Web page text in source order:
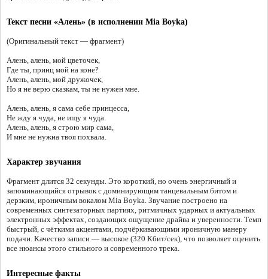
Текст песни «Алень» (в исполнении Mia Boyka)
(Оригинальный текст — фрагмент)
Алень, алень, мой цветочек,
Где ты, принц мой на коне?
Алень, алень, мой дружочек,
Но я не верю сказкам, ты не нужен мне.
Алень, алень, я сама себе принцесса,
Не жду я чуда, не ищу я чуда.
Алень, алень, я строю мир сама,
И мне не нужна твоя похвала.
Характер звучания
Фрагмент длится 32 секунды. Это короткий, но очень энергичный и
запоминающийся отрывок с доминирующим танцевальным битом и
дерзким, ироничным вокалом Mia Boyka. Звучание построено на
современных синтезаторных партиях, ритмичных ударных и актуальных
электронных эффектах, создающих ощущение драйва и уверенности. Темп
быстрый, с чёткими акцентами, подчёркивающими ироничную манеру
подачи. Качество записи — высокое (320 Кбит/сек), что позволяет оценить
все нюансы этого стильного и современного трека.
Интересные факты